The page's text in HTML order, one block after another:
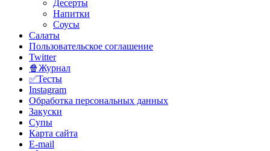
Десерты
Напитки
Соусы
Салаты
Пользовательское соглашение
Twitter
🍿Журнал
✅Тесты
Instagram
Обработка персональных данных
Закуски
Супы
Карта сайта
E-mail